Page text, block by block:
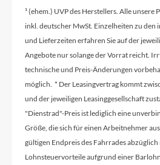
¹ (ehem.) UVP des Herstellers. Alle unsere
inkl. deutscher MwSt. Einzelheiten zu den
und Lieferzeiten erfahren Sie auf der
Angebote nur solange der Vorrat reicht.
technische und Preis-Änderungen
möglich. * Der Leasingvertrag kommt
und der jeweiligen Leasinggesellschaft
"Dienstrad"-Preis ist lediglich eine
Größe, die sich für einen Arbeitnehmer
gültigen Endpreis des Fahrrades
Lohnsteuervorteile aufgrund einer